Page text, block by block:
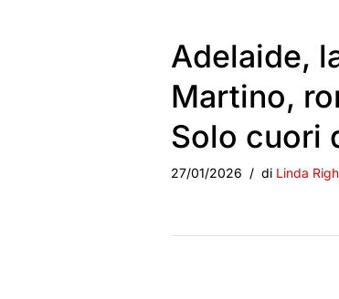
Adelaide,
Martino,
Solo cuori
27/01/2026 di Linda